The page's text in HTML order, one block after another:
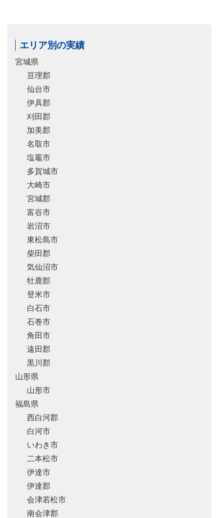
エリア別の実績
宮城県
亘理郡
仙台市
伊具郡
刈田郡
加美郡
名取市
塩竈市
多賀城市
大崎市
宮城郡
富谷市
岩沼市
東松島市
柴田郡
気仙沼市
牡鹿郡
登米市
白石市
石巻市
角田市
遠田郡
黒川郡
山形県
山形市
福島県
西白河郡
白河市
いわき市
二本松市
伊達市
伊達郡
会津若松市
南会津郡